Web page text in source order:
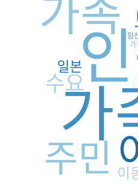
가
주민
수요
이
일본
가
임